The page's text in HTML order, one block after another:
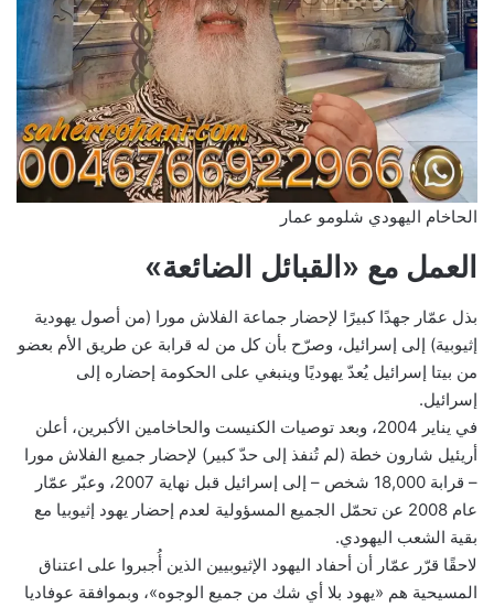
الحاخام اليهودي شلومو عمار
العمل مع «القبائل الضائعة»
بذل عمّار جهدًا كبيرًا لإحضار جماعة الفلاش مورا (من أصول يهودية
إثيوبية) إلى إسرائيل، وصرّح بأن كل من له قرابة عن طريق الأم بعضو
من بيتا إسرائيل يُعدّ يهوديًا وينبغي على الحكومة إحضاره إلى
إسرائيل.
في يناير 2004، وبعد توصيات الكنيست والحاخامين الأكبرين، أعلن
أريئيل شارون خطة (لم تُنفذ إلى حدّ كبير) لإحضار جميع الفلاش مورا
– قرابة 18,000 شخص – إلى إسرائيل قبل نهاية 2007، وعبّر عمّار
عام 2008 عن تحمّل الجميع المسؤولية لعدم إحضار يهود إثيوبيا مع
بقية الشعب اليهودي.
لاحقًا قرّر عمّار أن أحفاد اليهود الإثيوبيين الذين أُجبروا على اعتناق
المسيحية هم «يهود بلا أي شك من جميع الوجوه»، وبموافقة عوفاديا